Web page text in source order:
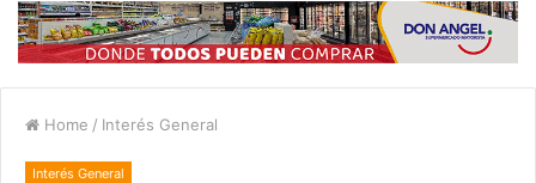
Home / Interés General
Interés General